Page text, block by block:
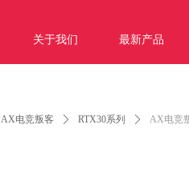
关于我们 最新产品
AX电竞叛客 ꄲ RTX30系列 ꄲ AX电竞